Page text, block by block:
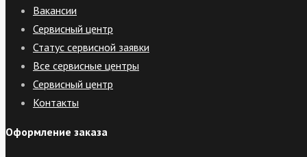
Вакансии
Сервисный центр
Статус сервисной заявки
Все сервисные центры
Сервисный центр
Контакты
Оформление заказа